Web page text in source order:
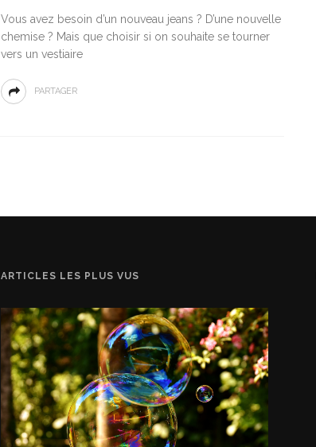
Vous avez besoin d’un nouveau jeans ? D’une nouvelle
chemise ? Mais que choisir si on souhaite se tourner
vers un vestiaire
PARTAGER
ARTICLES LES PLUS VUS